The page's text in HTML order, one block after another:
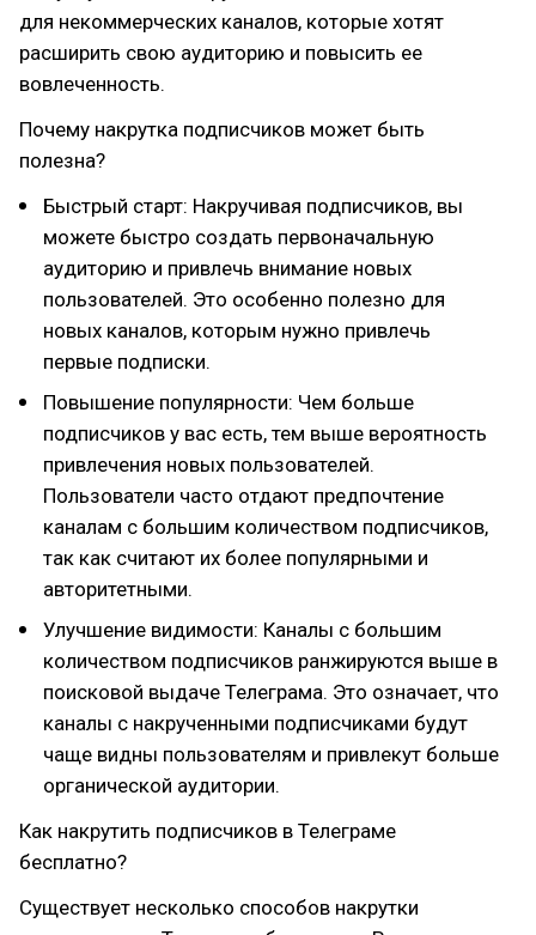
для некоммерческих каналов, которые хотят
расширить свою аудиторию и повысить ее
вовлеченность.
Почему накрутка подписчиков может быть
полезна?
Быстрый старт: Накручивая подписчиков, вы
можете быстро создать первоначальную
аудиторию и привлечь внимание новых
пользователей. Это особенно полезно для
новых каналов, которым нужно привлечь
первые подписки.
Повышение популярности: Чем больше
подписчиков у вас есть, тем выше вероятность
привлечения новых пользователей.
Пользователи часто отдают предпочтение
каналам с большим количеством подписчиков,
так как считают их более популярными и
авторитетными.
Улучшение видимости: Каналы с большим
количеством подписчиков ранжируются выше в
поисковой выдаче Телеграма. Это означает, что
каналы с накрученными подписчиками будут
чаще видны пользователям и привлекут больше
органической аудитории.
Как накрутить подписчиков в Телеграме
бесплатно?
Существует несколько способов накрутки